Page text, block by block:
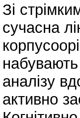
Зі
сучасна
набувають
аналізу
активно